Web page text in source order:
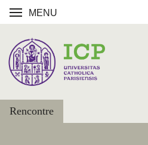
MENU
Rencontre